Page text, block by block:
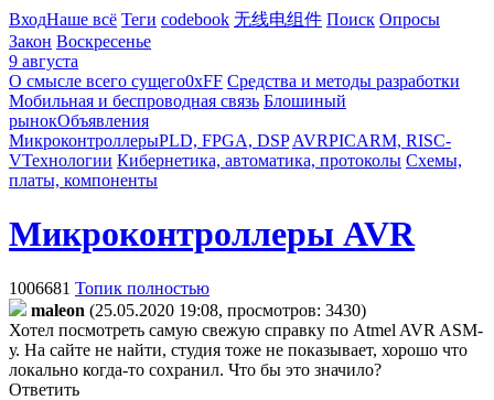
ВходНаше всё Теги codebook 无线电组件 Поиск Опросы
Закон Воскресенье
9 августа
О смысле всего сущего0xFF Средства и методы разработки
Мобильная и беспроводная связь Блошиный
рынокОбъявления
МикроконтроллерыPLD, FPGA, DSP AVRPICARM, RISC-
VТехнологии Кибернетика, автоматика, протоколы Схемы,
платы, компоненты
Микроконтроллеры AVR
1006681 Топик полностью
maleon (25.05.2020 19:08, просмотров: 3430)
Хотел посмотреть самую свежую справку по Atmel AVR ASM-
у. На сайте не найти, студия тоже не показывает, хорошо что
локально когда-то сохранил. Что бы это значило?
Ответить